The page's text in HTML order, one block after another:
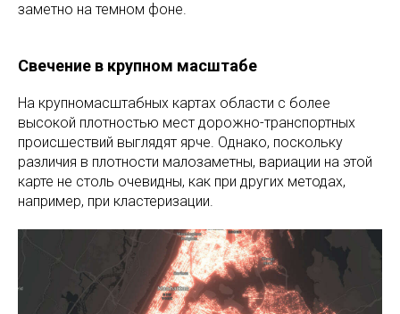
заметно на темном фоне.
Свечение в крупном масштабе
На крупномасштабных картах области с более
высокой плотностью мест дорожно-транспортных
происшествий выглядят ярче. Однако, поскольку
различия в плотности малозаметны, вариации на этой
карте не столь очевидны, как при других методах,
например, при кластеризации.